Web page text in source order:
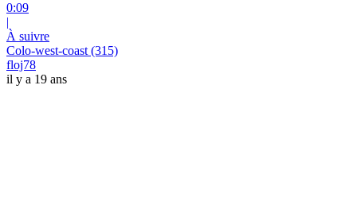
0:09
|
À suivre
Colo-west-coast (315)
floj78
il y a 19 ans